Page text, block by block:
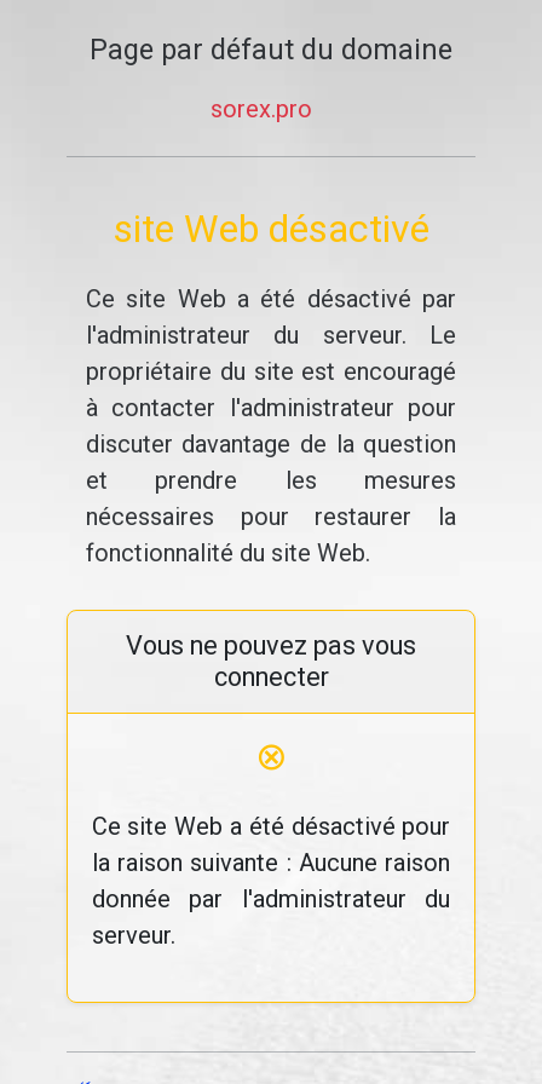
Page par défaut du domaine
sorex.pro
site Web désactivé
Ce site Web a été désactivé par
l'administrateur du serveur. Le
propriétaire du site est encouragé
à contacter l'administrateur pour
discuter davantage de la question
et prendre les mesures
nécessaires pour restaurer la
fonctionnalité du site Web.
Vous ne pouvez pas vous
connecter
⊗
Ce site Web a été désactivé pour
la raison suivante : Aucune raison
donnée par l'administrateur du
serveur.